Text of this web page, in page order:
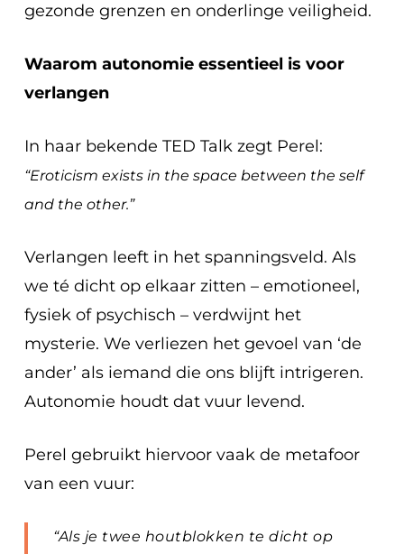
gezonde grenzen en onderlinge veiligheid.
Waarom autonomie essentieel is voor
verlangen
In haar bekende TED Talk zegt Perel:
“Eroticism exists in the space between the self
and the other.”
Verlangen leeft in het spanningsveld. Als
we té dicht op elkaar zitten – emotioneel,
fysiek of psychisch – verdwijnt het
mysterie. We verliezen het gevoel van ‘de
ander’ als iemand die ons blijft intrigeren.
Autonomie houdt dat vuur levend.
Perel gebruikt hiervoor vaak de metafoor
van een vuur:
“Als je twee houtblokken te dicht op